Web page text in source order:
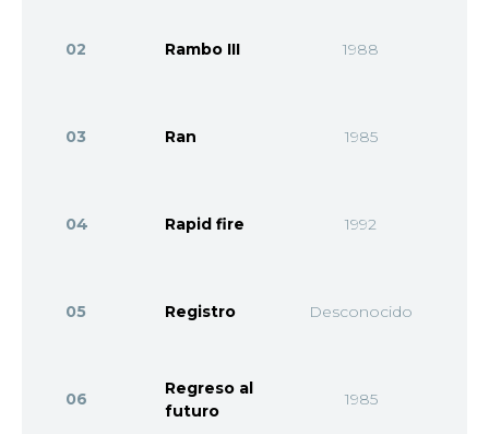
02 Rambo III 1988
03 Ran 1985
04 Rapid fire 1992
05 Registro Desconocido
06
Regreso al
futuro
1985